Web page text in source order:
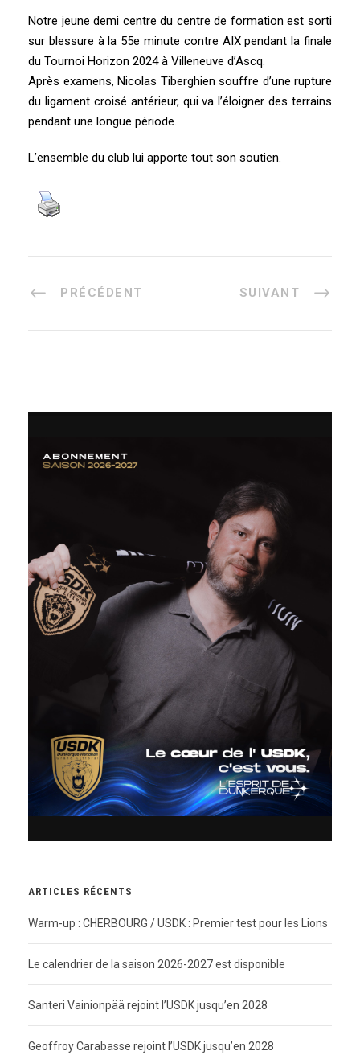
Notre jeune demi centre du centre de formation est sorti
sur blessure à la 55e minute contre AIX pendant la finale
du Tournoi Horizon 2024 à Villeneuve d’Ascq.
Après examens, Nicolas Tiberghien souffre d’une rupture
du ligament croisé antérieur, qui va l’éloigner des terrains
pendant une longue période.
L’ensemble du club lui apporte tout son soutien.
PRÉCÉDENT SUIVANT
ARTICLES RÉCENTS
Warm-up : CHERBOURG / USDK : Premier test pour les Lions
Le calendrier de la saison 2026-2027 est disponible
Santeri Vainionpää rejoint l’USDK jusqu’en 2028
Geoffroy Carabasse rejoint l’USDK jusqu’en 2028